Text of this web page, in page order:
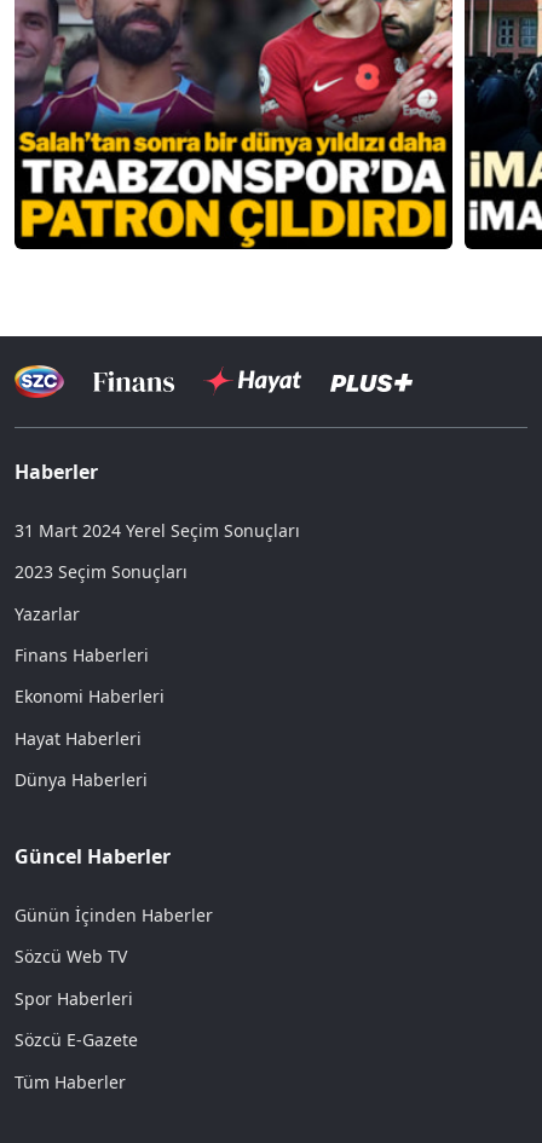
Haberler
31 Mart 2024 Yerel Seçim Sonuçları
2023 Seçim Sonuçları
Yazarlar
Finans Haberleri
Ekonomi Haberleri
Hayat Haberleri
Dünya Haberleri
Güncel Haberler
Günün İçinden Haberler
Sözcü Web TV
Spor Haberleri
Sözcü E-Gazete
Tüm Haberler